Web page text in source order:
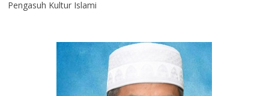
Pengasuh Kultur Islami